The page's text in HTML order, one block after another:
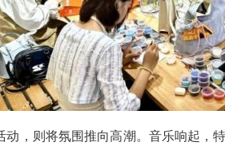
百货是我爸妈才会逛的地方
，“整个氛围都变了，很潮，很